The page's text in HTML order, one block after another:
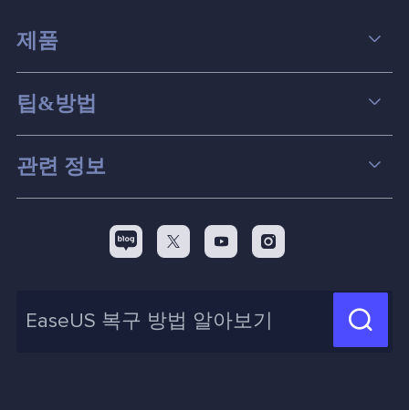
제품
데이터 복구
파티션 관리
스크린 레코더
백업&복원
신제품 New
팁&방법
컴퓨터 데이터 복구 팁
맥 데이터 복구 팁
디스크 파티션 팁
화면 녹화 팁
관련 정보
리셀러
제휴 문의
  
